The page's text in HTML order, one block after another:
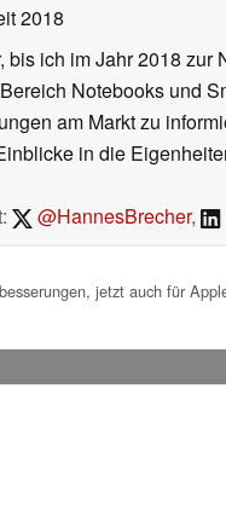
2018
ich im Jahr 2018 zur
Notebooks und
am Markt zu
in die
@HannesBrecher,
jetzt auch für